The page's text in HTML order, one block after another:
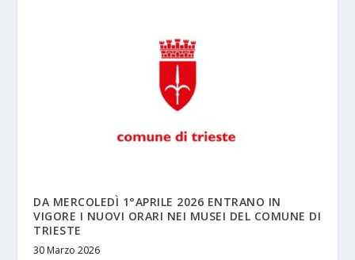
DA MERCOLEDÌ 1°APRILE 2026 ENTRANO IN
VIGORE I NUOVI ORARI NEI MUSEI DEL COMUNE DI
TRIESTE
30 Marzo 2026